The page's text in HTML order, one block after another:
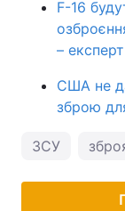
F-16
– експерт
США не
зброю
ЗСУ